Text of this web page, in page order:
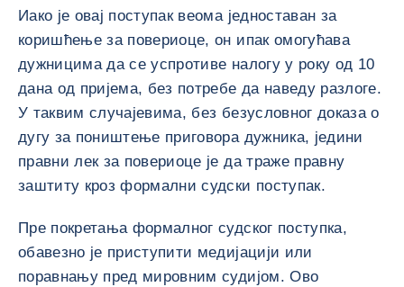
Иако је овај поступак веома једноставан за
коришћење за повериоце, он ипак омогућава
дужницима да се успротиве налогу у року од 10
дана од пријема, без потребе да наведу разлоге.
У таквим случајевима, без безусловног доказа о
дугу за поништење приговора дужника, једини
правни лек за повериоце је да траже правну
заштиту кроз формални судски поступак.
Пре покретања формалног судског поступка,
обавезно је приступити медијацији или
поравнању пред мировним судијом. Ово